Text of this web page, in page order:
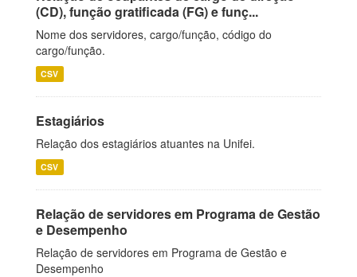
(CD), função gratificada (FG) e funç...
Nome dos servidores, cargo/função, código do
cargo/função.
CSV
Estagiários
Relação dos estagiários atuantes na Unifei.
CSV
Relação de servidores em Programa de Gestão
e Desempenho
Relação de servidores em Programa de Gestão e
Desempenho